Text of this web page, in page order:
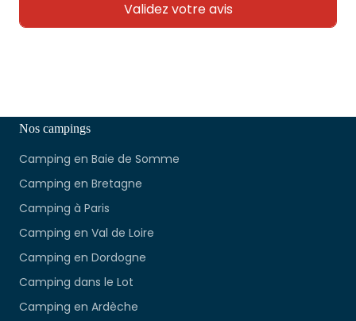
Nos campings
Camping en Baie de Somme
Camping en Bretagne
Camping à Paris
Camping en Val de Loire
Camping en Dordogne
Camping dans le Lot
Camping en Ardèche